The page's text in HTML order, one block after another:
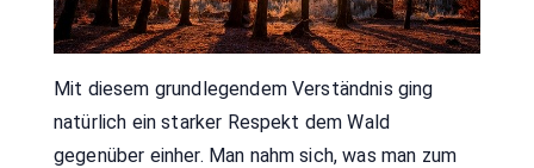
Mit diesem grundlegendem Verständnis ging
natürlich ein starker Respekt dem Wald
gegenüber einher. Man nahm sich, was man zum